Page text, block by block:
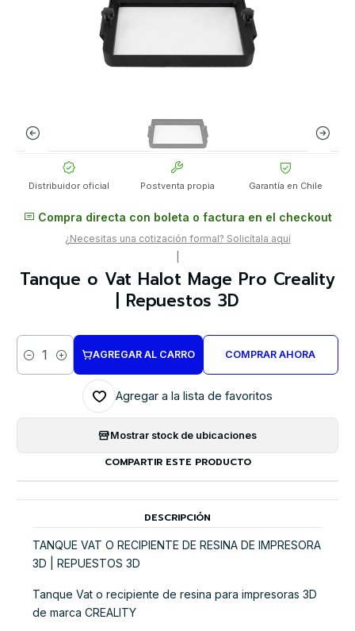
Distribuidor oficial Postventa propia Garantía en Chile
Compra directa con boleta o factura en el checkout
¿Necesitas una cotización formal? Solicítala aquí
Tanque o Vat Halot Mage Pro Creality
| Repuestos 3D
Cantidad
AGREGAR AL CARRO COMPRAR AHORA
Agregar a la lista de favoritos
Mostrar stock de ubicaciones
COMPARTIR ESTE PRODUCTO
DESCRIPCIÓN
TANQUE VAT O RECIPIENTE DE RESINA DE IMPRESORA
3D | REPUESTOS 3D
Tanque Vat o recipiente de resina para impresoras 3D
de marca CREALITY